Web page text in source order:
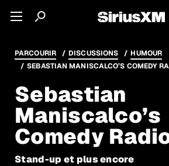
PARCOURIR DISCUSSIONS
HUMOUR
SEBASTIAN MANISCALCO’S COMEDY
Sebastian
Maniscalco’s
Comedy
Stand-up et plus encore